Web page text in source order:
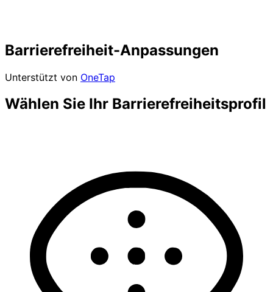
Barrierefreiheit-Anpassungen
Unterstützt von OneTap
Wählen Sie Ihr Barrierefreiheitsprofil